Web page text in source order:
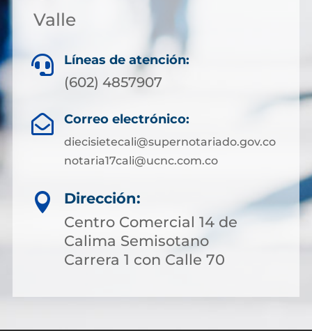
Valle
 Líneas de atención:
(602) 4857907
 Correo electrónico:
diecisietecali@supernotariado.gov.co
notaria17cali@ucnc.com.co

Dirección:
Centro Comercial 14 de
Calima Semisotano
Carrera 1 con Calle 70